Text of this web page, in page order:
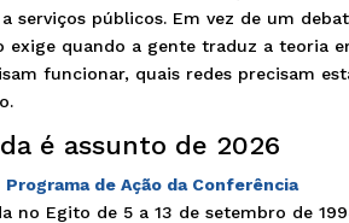
serviços públicos. Em vez de um
quando a gente traduz a teoria
funcionar, quais redes precisam
é assunto de 2026
Programa de Ação da Conferência
no Egito de 5 a 13 de setembro de